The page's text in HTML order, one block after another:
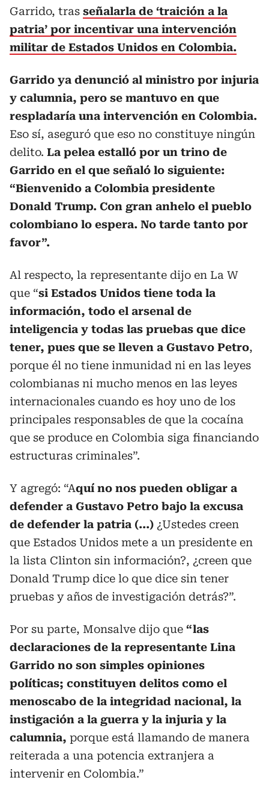
Garrido, tras señalarla de ‘traición a la
patria’ por incentivar una intervención
militar de Estados Unidos en Colombia.
Garrido ya denunció al ministro por injuria
y calumnia, pero se mantuvo en que
respladaría una intervención en Colombia.
Eso sí, aseguró que eso no constituye ningún
delito. La pelea estalló por un trino de
Garrido en el que señaló lo siguiente:
“Bienvenido a Colombia presidente
Donald Trump. Con gran anhelo el pueblo
colombiano lo espera. No tarde tanto por
favor”.
Al respecto, la representante dijo en La W
que “si Estados Unidos tiene toda la
información, todo el arsenal de
inteligencia y todas las pruebas que dice
tener, pues que se lleven a Gustavo Petro,
porque él no tiene inmunidad ni en las leyes
colombianas ni mucho menos en las leyes
internacionales cuando es hoy uno de los
principales responsables de que la cocaína
que se produce en Colombia siga financiando
estructuras criminales”.
Y agregó: “Aquí no nos pueden obligar a
defender a Gustavo Petro bajo la excusa
de defender la patria (...) ¿Ustedes creen
que Estados Unidos mete a un presidente en
la lista Clinton sin información?, ¿creen que
Donald Trump dice lo que dice sin tener
pruebas y años de investigación detrás?”.
Por su parte, Monsalve dijo que “las
declaraciones de la representante Lina
Garrido no son simples opiniones
políticas; constituyen delitos como el
menoscabo de la integridad nacional, la
instigación a la guerra y la injuria y la
calumnia, porque está llamando de manera
reiterada a una potencia extranjera a
intervenir en Colombia.”